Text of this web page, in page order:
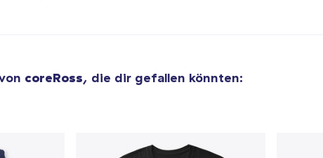
coreRoss, die dir gefallen könnten: